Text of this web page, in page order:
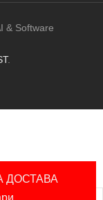
& Software
.
ДОСТАВА